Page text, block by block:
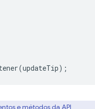
(updateTip);
e métodos da API